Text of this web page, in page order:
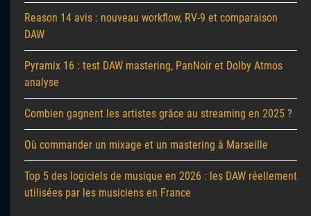
Reason 14 avis : nouveau workflow, RV-9 et comparaison
DAW
Pyramix 16 : test DAW mastering, PanNoir et Dolby Atmos
analyse
Combien gagnent les artistes grâce au streaming en 2025 ?
Où commander un mixage et un mastering à Marseille
Top 5 des logiciels de musique en 2026 : les DAW réellement
utilisées par les musiciens en France